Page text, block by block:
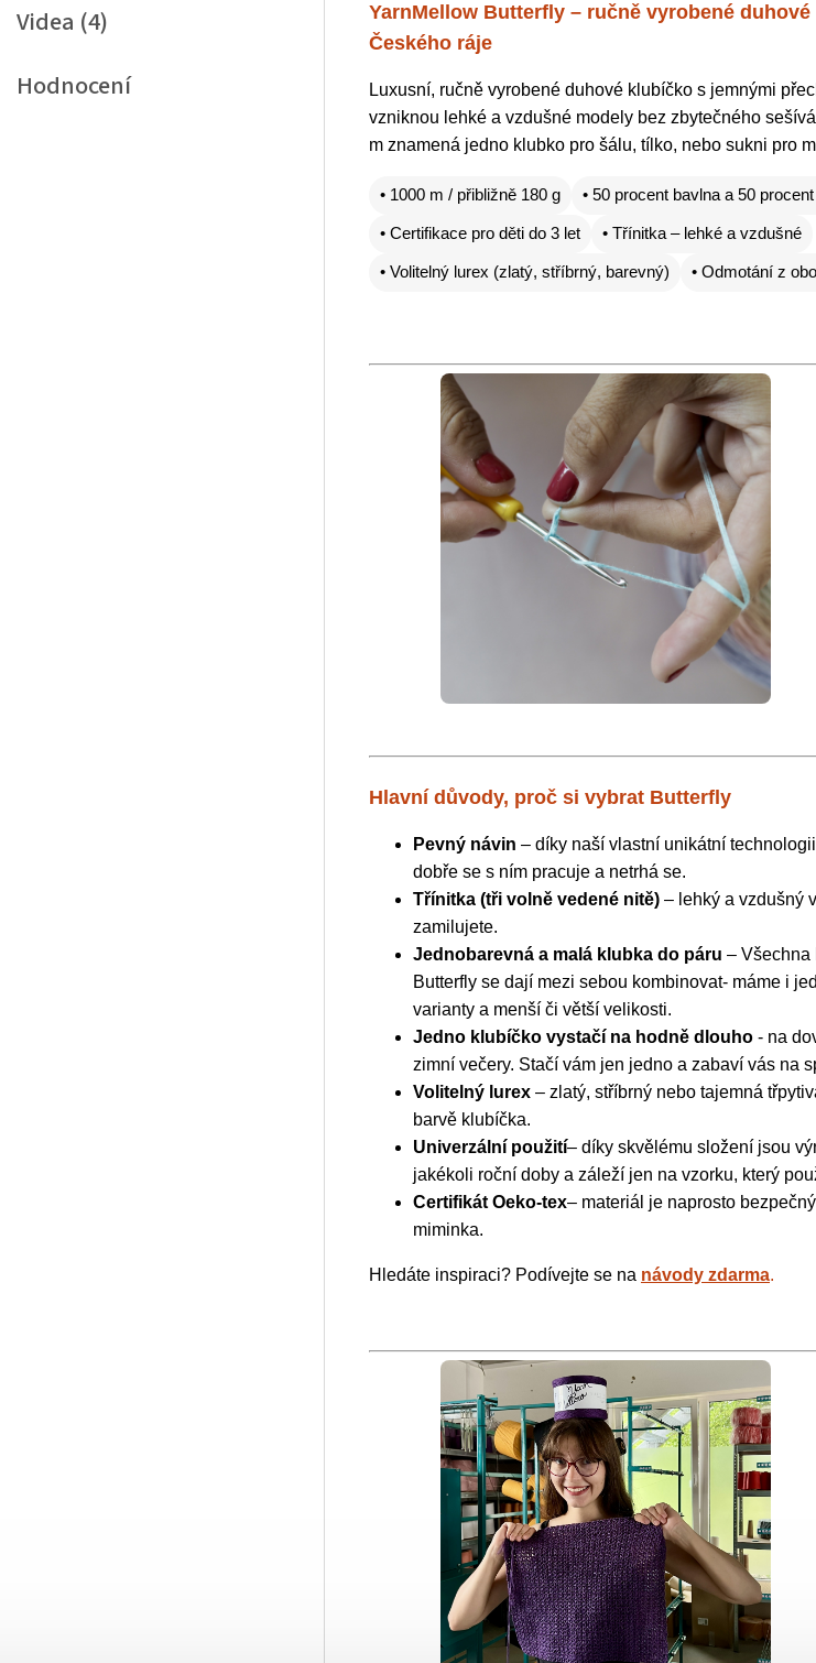
Videa (4)
Hodnocení
YarnMellow Butterfly – ručně vyrobené
Českého ráje
Luxusní, ručně vyrobené duhové klubíčko s jemnými
vzniknou lehké a vzdušné modely bez zbytečného
m znamená jedno klubko pro šálu, tílko, nebo sukni pro
• 1000 m / přibližně 180 g • 50 procent bavlna a 50 procent
• Certifikace pro děti do 3 let • Třínitka – lehké a vzdušné
• Volitelný lurex (zlatý, stříbrný, barevný) • Odmotání z
Hlavní důvody, proč si vybrat Butterfly
Pevný návin – díky naší vlastní unikátní
dobře se s ním pracuje a netrhá se.
Třínitka (tři volně vedené nitě) – lehký a vzdušný
zamilujete.
Jednobarevná a malá klubka do páru – Všechna
Butterfly se dají mezi sebou kombinovat- máme i
varianty a menší či větší velikosti.
Jedno klubíčko vystačí na hodně dlouho - na
zimní večery. Stačí vám jen jedno a zabaví vás na
Volitelný lurex – zlatý, stříbrný nebo tajemná
barvě klubíčka.
Univerzální použití– díky skvělému složení jsou
jakékoli roční doby a záleží jen na vzorku, který
Certifikát Oeko-tex– materiál je naprosto
miminka.
Hledáte inspiraci? Podívejte se na návody zdarma.